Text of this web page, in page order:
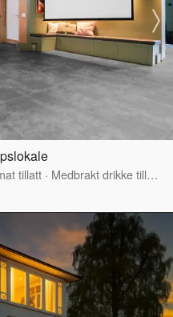
tillatt · Medbrakt drikke tillatt